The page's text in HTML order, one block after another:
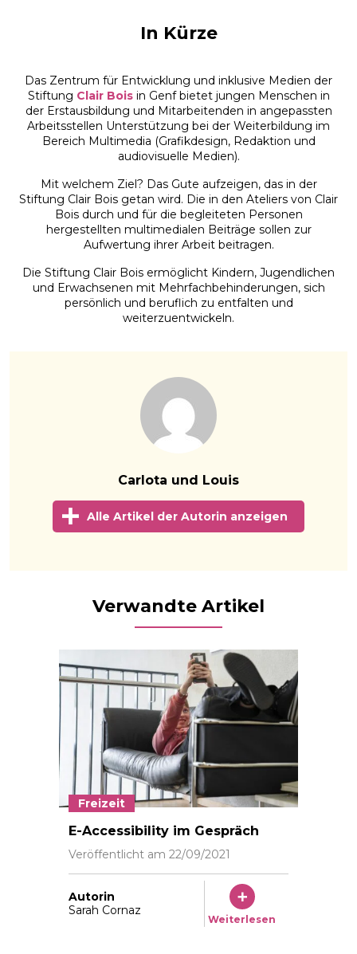
In Kürze
Das Zentrum für Entwicklung und inklusive Medien der
Stiftung Clair Boisin Genf bietet jungen Menschen in
der Erstausbildung und Mitarbeitenden in angepassten
Arbeitsstellen Unterstützung bei der Weiterbildung im
Bereich Multimedia (Grafikdesign, Redaktion und
audiovisuelle Medien).
Mit welchem Ziel? Das Gute aufzeigen, das in der
Stiftung Clair Bois getan wird. Die in den Ateliers von Clair
Bois durch und für die begleiteten Personen
hergestellten multimedialen Beiträge sollen zur
Aufwertung ihrer Arbeit beitragen.
Die Stiftung Clair Bois ermöglicht Kindern, Jugendlichen
und Erwachsenen mit Mehrfachbehinderungen, sich
persönlich und beruflich zu entfalten und
weiterzuentwickeln.
Carlota und Louis
Alle Artikel der Autorin anzeigen
Verwandte Artikel
Familie Gerber April 2019 Foto: © Vera Markus
Freizeit
E-Accessibility im Gespräch
Veröffentlicht am 22/09/2021
Autorin
Sarah Cornaz
Weiterlesen